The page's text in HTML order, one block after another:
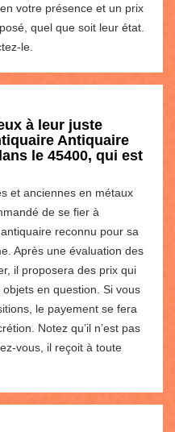
votre présence et un prix
quel que soit leur état.
le.
à leur juste
Antiquaire
le 45400, qui est
et anciennes en métaux
de se fier à
reconnu pour sa
Après une évaluation des
il proposera des prix qui
en question. Si vous
le payement se fera
Notez qu’il n’est pas
vous, il reçoit à toute